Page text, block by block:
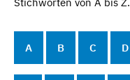
A B C D